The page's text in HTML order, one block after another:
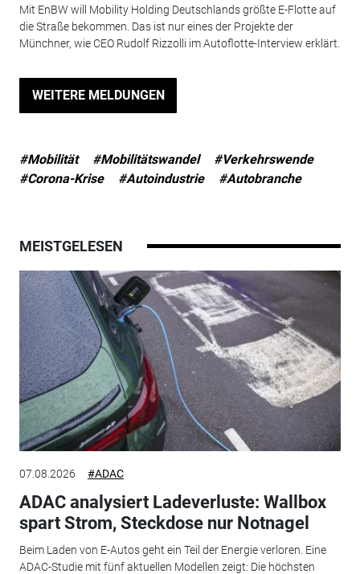
Mit EnBW will Mobility Holding Deutschlands größte E-Flotte auf
die Straße bekommen. Das ist nur eines der Projekte der
Münchner, wie CEO Rudolf Rizzolli im Autoflotte-Interview erklärt.
WEITERE MELDUNGEN
#Mobilität #Mobilitätswandel
#Verkehrswende
#Corona-Krise
#Autoindustrie #Autobranche
MEISTGELESEN
07.08.2026 #ADAC
ADAC analysiert Ladeverluste: Wallbox
spart Strom, Steckdose nur Notnagel
Beim Laden von E-Autos geht ein Teil der Energie verloren. Eine
ADAC-Studie mit fünf aktuellen Modellen zeigt: Die höchsten